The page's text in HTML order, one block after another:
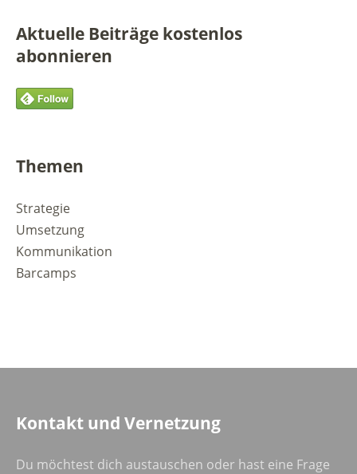
Aktuelle Beiträge kostenlos
abonnieren
Themen
Strategie
Umsetzung
Kommunikation
Barcamps
Kontakt und Vernetzung
Du möchtest dich austauschen oder hast eine Frage